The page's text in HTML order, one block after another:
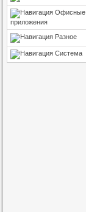
Офисные
приложения
Разное
Система